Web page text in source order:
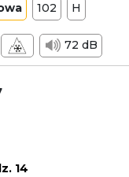
102 H
72 dB
14